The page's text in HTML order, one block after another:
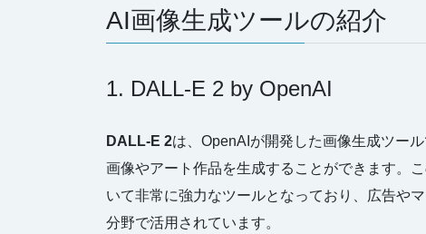
AI画像生成ツールの紹介
1. DALL-E 2 by OpenAI
DALL-E 2は、OpenAIが開発した画像生成ツー
画像やアート作品を生成することができます。
いて非常に強力なツールとなっており、広告や
分野で活用されています。